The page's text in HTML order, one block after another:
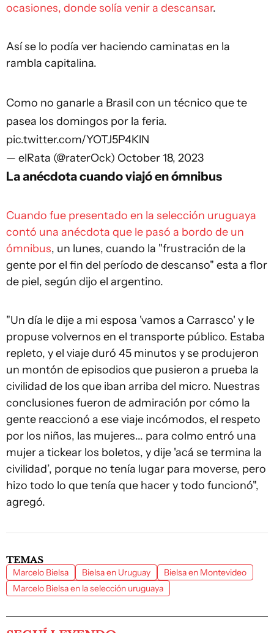
ocasiones, donde solía venir a descansar.
Así se lo podía ver haciendo caminatas en la
rambla capitalina.
Como no ganarle a Brasil con un técnico que te
pasea los domingos por la feria.
pic.twitter.com/YOTJ5P4KlN
— elRata (@raterOck) October 18, 2023
La anécdota cuando viajó en ómnibus
Cuando fue presentado en la selección uruguaya
contó una anécdota que le pasó a bordo de un
ómnibus, un lunes, cuando la "frustración de la
gente por el fin del período de descanso" esta a flor
de piel, según dijo el argentino.
"Un día le dije a mi esposa 'vamos a Carrasco' y le
propuse volvernos en el transporte público. Estaba
repleto, y el viaje duró 45 minutos y se produjeron
un montón de episodios que pusieron a prueba la
civilidad de los que iban arriba del micro. Nuestras
conclusiones fueron de admiración por cómo la
gente reaccionó a ese viaje incómodos, el respeto
por los niños, las mujeres... para colmo entró una
mujer a tickear los boletos, y dije 'acá se termina la
civilidad’, porque no tenía lugar para moverse, pero
hizo todo lo que tenía que hacer y todo funcionó",
agregó.
TEMAS
Marcelo Bielsa Bielsa en Uruguay
Bielsa en Montevideo
Marcelo Bielsa en la selección uruguaya